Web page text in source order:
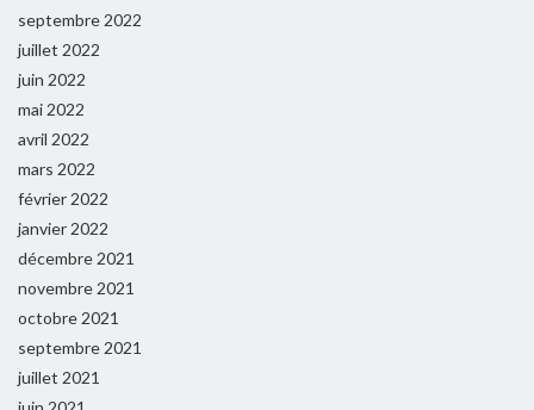
septembre 2022
juillet 2022
juin 2022
mai 2022
avril 2022
mars 2022
février 2022
janvier 2022
décembre 2021
novembre 2021
octobre 2021
septembre 2021
juillet 2021